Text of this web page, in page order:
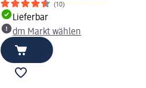
(10)
Lieferbar
dm Markt wählen